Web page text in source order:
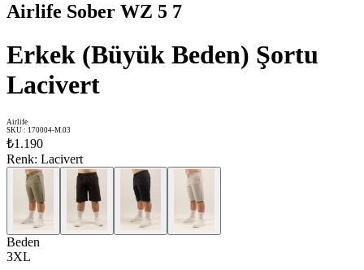
Airlife Sober WZ 5 7
Erkek (Büyük Beden) Şortu
Lacivert
Airlife
SKU : 170004-M.03
₺1.190
Renk: Lacivert
Beden
3XL